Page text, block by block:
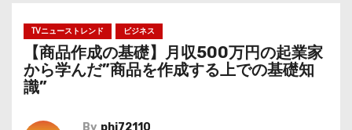
TVニューストレンド ビジネス
【商品作成の基礎】月収500万円の起業家
から学んだ”商品を作成する上での基礎知
識”
By phi72110